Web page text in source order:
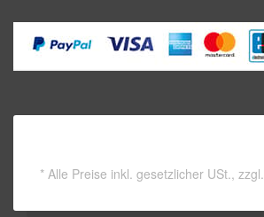
* Alle Preise inkl. gesetzlicher USt., zzgl.